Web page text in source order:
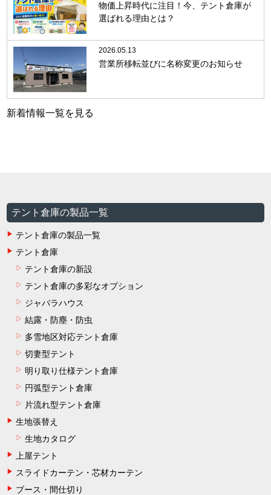
物価上昇時代に注目！今、テント倉庫が
選ばれる理由とは？
2026.05.13
営業所移転並びに名称変更のお知らせ
新着情報一覧を見る
テント倉庫の製品一覧
テント倉庫の製品一覧
テント倉庫
テント倉庫の新設
テント倉庫の多彩なオプション
ジャバラハウス
結露・防塵・防虫
多雪地区対応テント倉庫
切妻型テント
明り取り仕様テント倉庫
円弧型テント倉庫
片流れ型テント倉庫
生地張替え
生地カタログ
上屋テント
スライドカーテン・芯材カーテン
ブース・間仕切り